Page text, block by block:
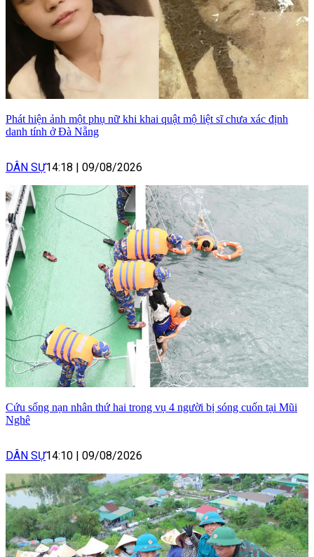
Phát hiện ảnh một phụ nữ khi khai quật mộ liệt sĩ chưa xác định
danh tính ở Đà Nẵng
DÂN SỰ14:18 09/08/2026
Cứu sống nạn nhân thứ hai trong vụ 4 người bị sóng cuốn tại Mũi
Nghê
DÂN SỰ14:10 09/08/2026